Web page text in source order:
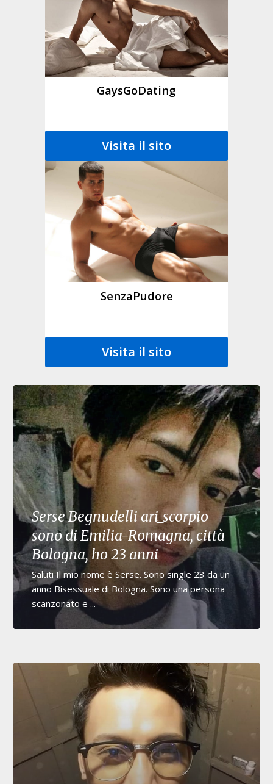
GaysGoDating
Visita il sito
SenzaPudore
Visita il sito
Serse Begnudelli ari_scorpio
sono di Emilia-Romagna, città
Bologna, ho 23 anni
Saluti Il mio nome è Serse. Sono single 23 da un
anno Bisessuale di Bologna. Sono una persona
scanzonato e ...